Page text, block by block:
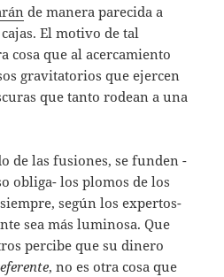
de manera parecida a
El motivo de tal
cosa que al acercamiento
gravitatorios que ejercen
que tanto rodean a una
de las fusiones, se funden -
obliga- los plomos de los
según los expertos-
sea más luminosa. Que
percibe que su dinero
, no es otra cosa que